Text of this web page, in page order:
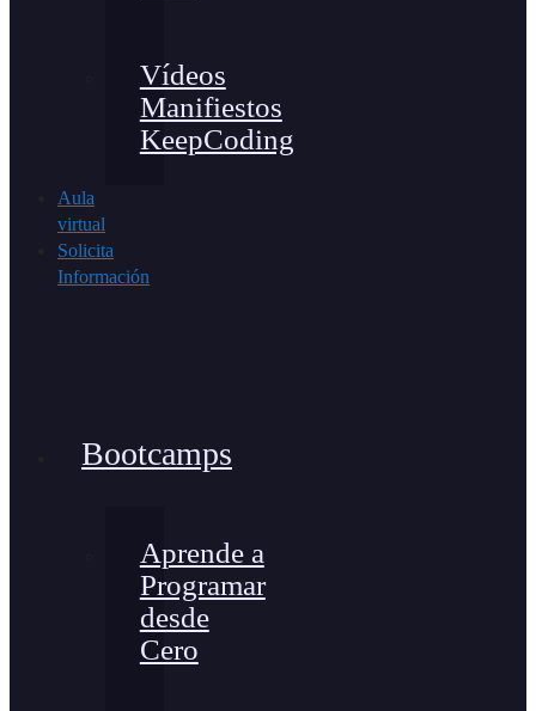
Vídeos
Manifiestos
KeepCoding
Aula
virtual
Solicita
Información
Bootcamps
Aprende a
Programar
desde
Cero